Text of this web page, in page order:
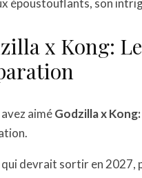
époustouflants, son
x Kong:
aiméGodzilla x
qui devrait sortir en 2027,